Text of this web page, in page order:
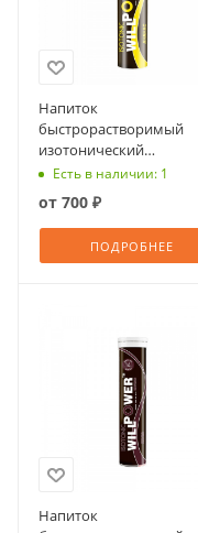
Напиток
быстрорастворимый
изотонический
ВИЛЛПАУЭР Пульс с
ароматом ананаса,
шипучие таблетки №14
Есть в наличии: 1
от 700 ₽
ПОДРОБНЕЕ
Напиток